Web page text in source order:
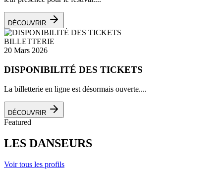
DÉCOUVRIR
BILLETTERIE
20 Mars 2026
DISPONIBILITÉ DES TICKETS
La billetterie en ligne est désormais ouverte....
DÉCOUVRIR
Featured
LES DANSEURS
Voir tous les profils